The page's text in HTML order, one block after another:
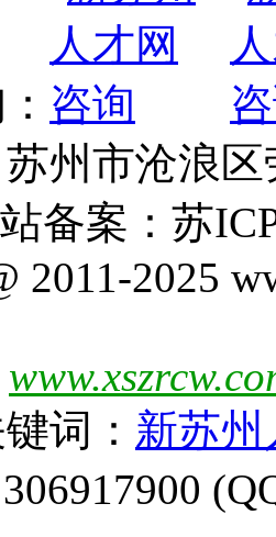
州市沧浪
备案：苏
2011-2025
词： 新苏